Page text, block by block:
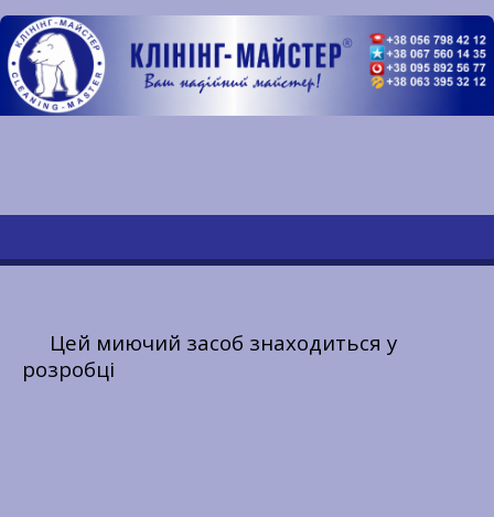
Цей миючий засоб знаходиться у
розробці